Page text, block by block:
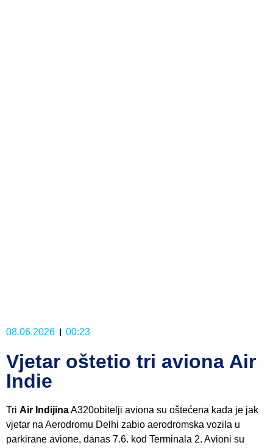
08.06.2026 00:23
Vjetar oštetio tri aviona Air
Indie
Tri Air IndijinaA320obitelji aviona su oštećena kada je jak
vjetar na Aerodromu Delhi zabio aerodromska vozila u
parkirane avione, danas 7.6. kod Terminala 2. Avioni su